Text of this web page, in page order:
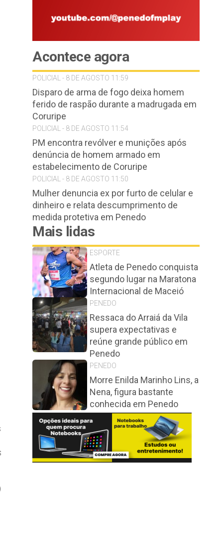
Acontece agora
POLICIAL - 8 DE AGOSTO 11:59
Disparo de arma de fogo deixa homem
ferido de raspão durante a madrugada em
Coruripe
POLICIAL - 8 DE AGOSTO 11:54
PM encontra revólver e munições após
denúncia de homem armado em
estabelecimento de Coruripe
POLICIAL - 8 DE AGOSTO 11:50
Mulher denuncia ex por furto de celular e
dinheiro e relata descumprimento de
medida protetiva em Penedo
Mais lidas
ESPORTE
Atleta de Penedo conquista
segundo lugar na Maratona
Internacional de Maceió
PENEDO
Ressaca do Arraiá da Vila
supera expectativas e
reúne grande público em
Penedo
PENEDO
Morre Enilda Marinho Lins, a
Nena, figura bastante
conhecida em Penedo